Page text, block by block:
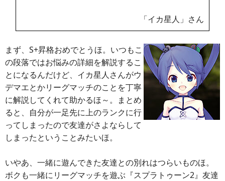
「イカ星人」さん
まず、S+昇格おめでとうほ。いつもこ
の段落ではお悩みの詳細を解説するこ
とになるんだけど、イカ星人さんがウ
デマエとかリーグマッチのことを丁寧
に解説してくれて助かるほ～。まとめ
ると、自分が一足先に上のランクに行
ってしまったので友達がさよならして
しまったということみたいほ。
いやあ、一緒に遊んできた友達との別れはつらいものほ。
ボクも一緒にリーグマッチを遊ぶ『スプラトゥーン2』友達